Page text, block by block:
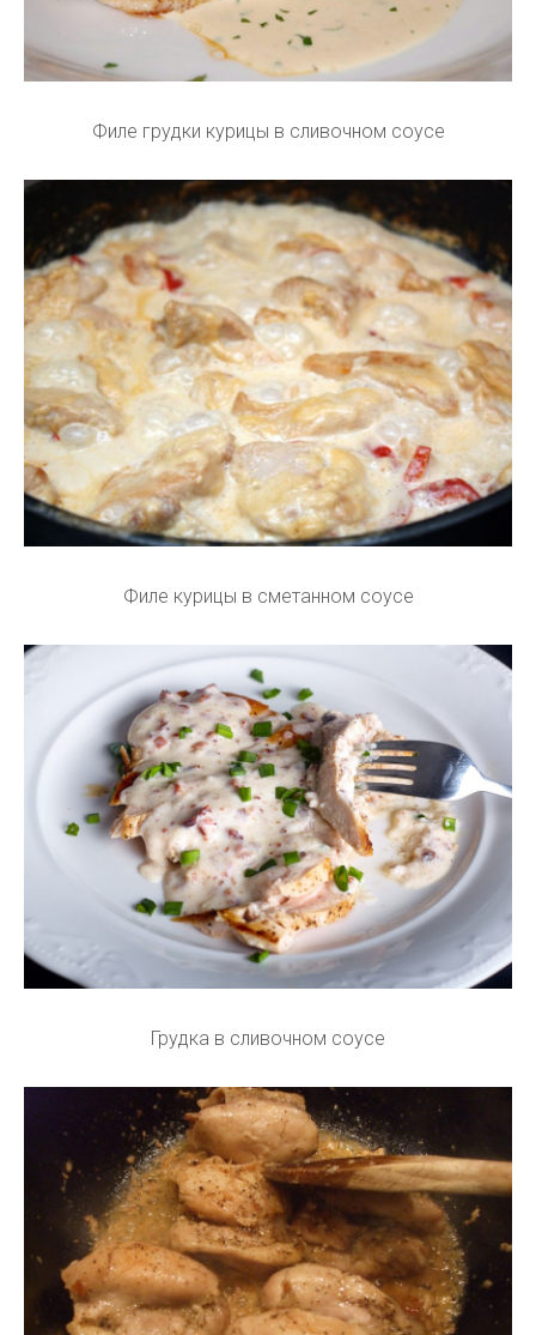
Филе грудки курицы в сливочном соусе
Филе курицы в сметанном соусе
Грудка в сливочном соусе